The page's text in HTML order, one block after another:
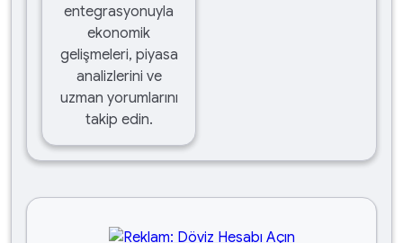
entegrasyonuyla
ekonomik
gelişmeleri, piyasa
analizlerini ve
uzman yorumlarını
takip edin.